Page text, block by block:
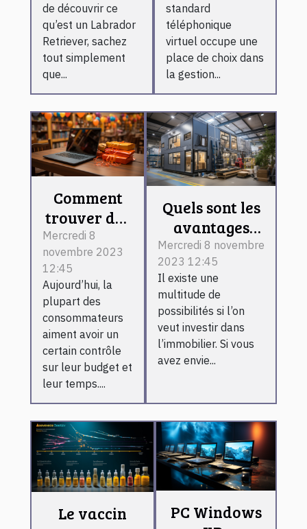
de découvrir ce
qu’est un Labrador
Retriever, sachez
tout simplement
que...
standard
téléphonique
virtuel occupe une
place de choix dans
la gestion...
Comment
trouver des
meilleurs
bons plans
sur
internet ?
Mercredi 8
novembre 2023
12:45
Aujourd’hui, la
plupart des
consommateurs
aiment avoir un
certain contrôle
sur leur budget et
leur temps....
Quels sont les
avantages
d’investir
dans les
bâtiments
préfabriqués ?
Mercredi 8 novembre
2023 12:45
Il existe une
multitude de
possibilités si l’on
veut investir dans
l’immobilier. Si vous
avez envie...
Le vaccin
PC Windows